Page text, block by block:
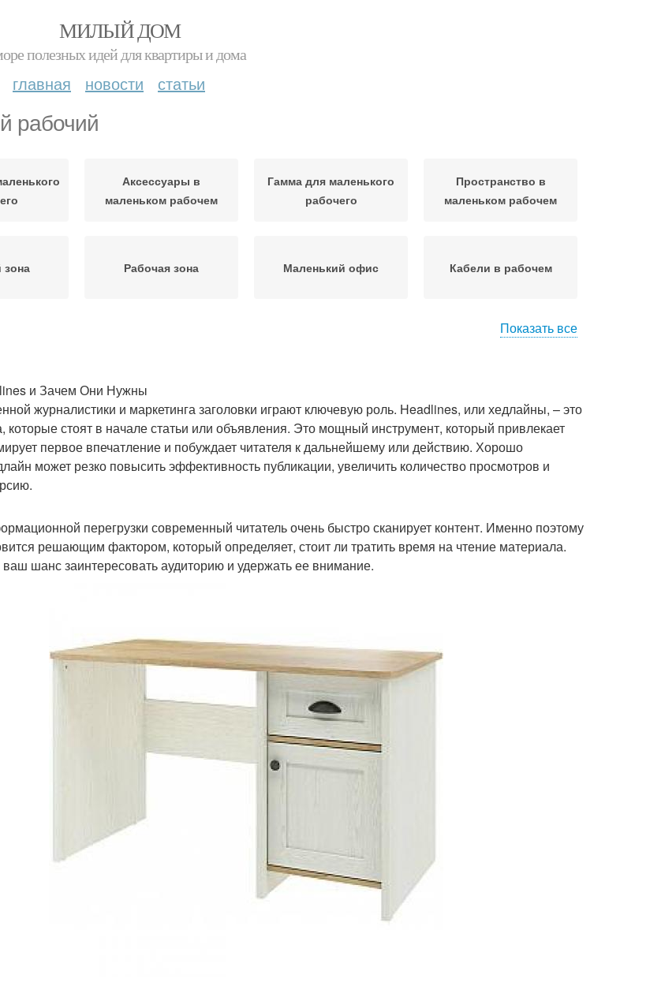
МИЛЫЙ ДОМ
полезных идей для квартиры и дома
главная новости статьи
рабочий
Аксессуары в
маленьком рабочем
Гамма для маленького
рабочего
Пространство в
маленьком рабочем
зона Рабочая зона Маленький офис Кабели в рабочем
для
Мебель для маленького
кабинета
Кабинет на рабочее и
Показать все
и Зачем Они Нужны
журналистики и маркетинга заголовки играют ключевую роль. Headlines, или хедлайны, – это
которые стоят в начале статьи или объявления. Это мощный инструмент, который привлекает
первое впечатление и побуждает читателя к дальнейшему или действию. Хорошо
может резко повысить эффективность публикации, увеличить количество просмотров и
перегрузки современный читатель очень быстро сканирует контент. Именно поэтому
решающим фактором, который определяет, стоит ли тратить время на чтение материала.
шанс заинтересовать аудиторию и удержать ее внимание.